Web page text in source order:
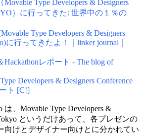
Type Developers & Designers
）に行ってきた: 世界中の１％の
Type Developers & Designers
に行ってきたよ！｜linker journal｜
レポート - The blog of
Developers & Designers Conference
ト [C!]
、Movable Type Developers &
というだけあって、各プレゼンの
向けとデザイナー向けとに分かれてい